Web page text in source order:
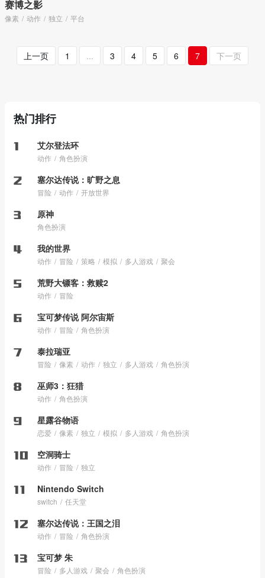
赛博之影
像素 动作 独立 平台
上一页 1 ... 3 4 5 6 7 下一页
热门排行
艾尔登法环
动作 角色扮演
塞尔达传说：旷野之息
冒险 动作 开放世界
原神
角色扮演
我的世界
动作 冒险 策略 模拟 多人游戏 聚会
荒野大镖客：救赎2
动作 冒险
宝可梦传说 阿尔宙斯
动作 冒险 角色扮演
泰拉瑞亚
冒险 像素 动作 独立 多人游戏 角色扮演
巫师3：狂猎
动作 角色扮演
星露谷物语
恋爱 像素 独立 模拟 多人游戏 角色扮演
空洞骑士
动作 冒险 独立
Nintendo Switch
switch 任天堂
塞尔达传说：王国之泪
动作 冒险 角色扮演
宝可梦 朱
冒险 多人游戏 聚会 角色扮演